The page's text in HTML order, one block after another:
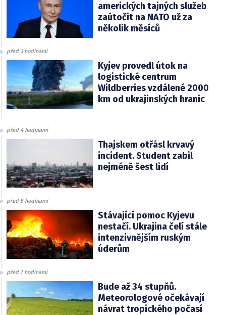
amerických tajných služeb
zaútočit na NATO už za
několik měsíců
před 3 hodinami
Kyjev provedl útok na
logistické centrum
Wildberries vzdálené 2000
km od ukrajinských hranic
před 4 hodinami
Thajskem otřásl krvavý
incident. Student zabil
nejméně šest lidí
před 5 hodinami
Stávající pomoc Kyjevu
nestačí. Ukrajina čelí stále
intenzivnějším ruským
úderům
před 7 hodinami
Bude až 34 stupňů.
Meteorologové očekávají
návrat tropického počasí